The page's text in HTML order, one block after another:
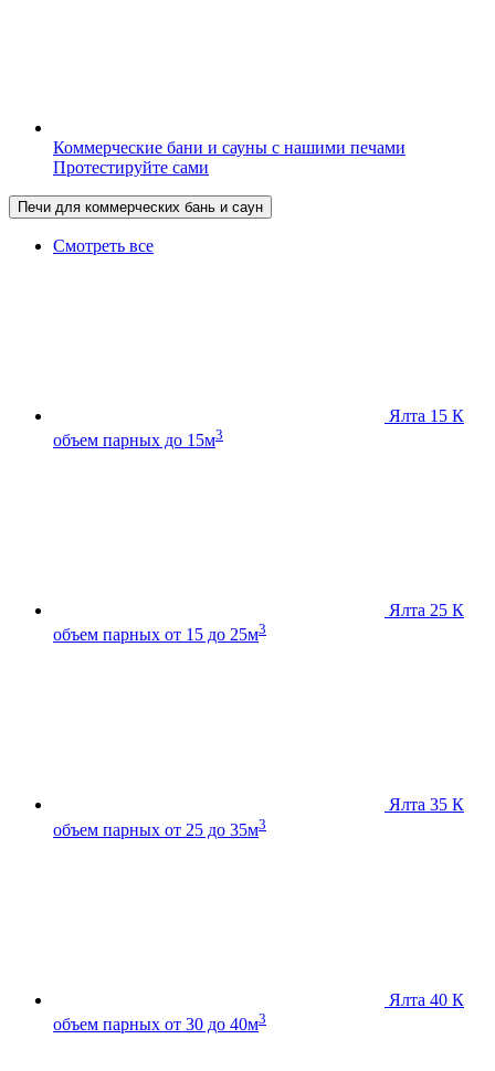
Коммерческие бани и сауны с нашими печами
Протестируйте сами
Печи для коммерческих бань и саун
Смотреть все
Ялта 15 К
объем парных до 15м3
Ялта 25 К
объем парных от 15 до 25м3
Ялта 35 К
объем парных от 25 до 35м3
Ялта 40 К
объем парных от 30 до 40м3